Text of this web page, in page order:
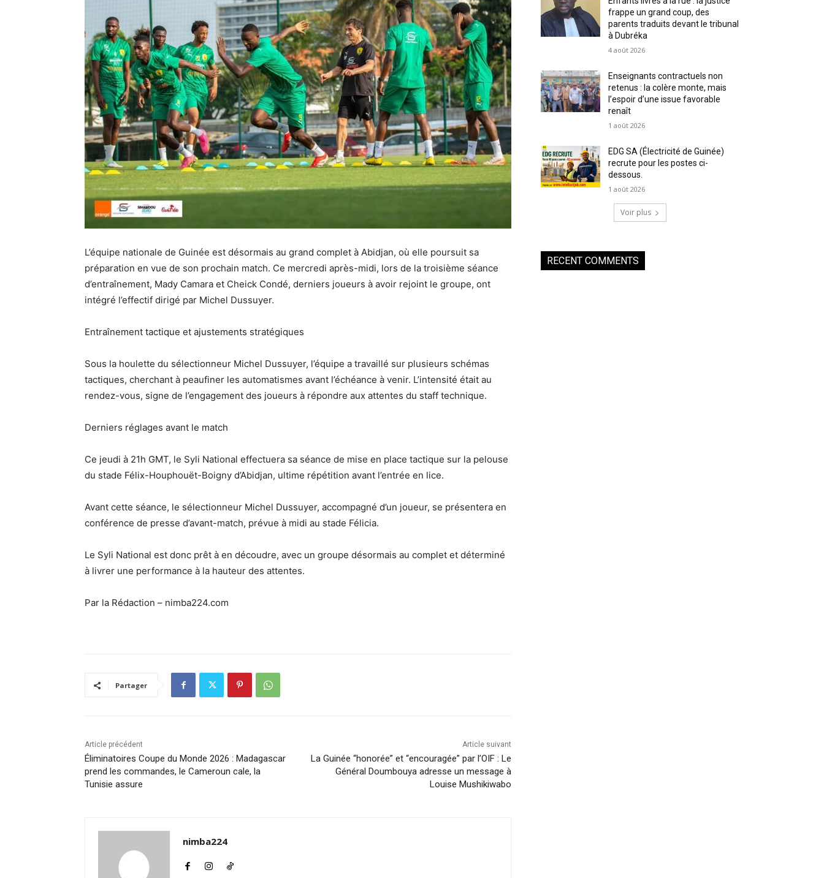
L’équipe nationale de Guinée est désormais au grand complet à Abidjan, où elle poursuit sa
préparation en vue de son prochain match. Ce mercredi après-midi, lors de la troisième séance
d’entraînement, Mady Camara et Cheick Condé, derniers joueurs à avoir rejoint le groupe, ont
intégré l’effectif dirigé par Michel Dussuyer.
Entraînement tactique et ajustements stratégiques
Sous la houlette du sélectionneur Michel Dussuyer, l’équipe a travaillé sur plusieurs schémas
tactiques, cherchant à peaufiner les automatismes avant l’échéance à venir. L’intensité était au
rendez-vous, signe de l’engagement des joueurs à répondre aux attentes du staff technique.
Derniers réglages avant le match
Ce jeudi à 21h GMT, le Syli National effectuera sa séance de mise en place tactique sur la pelouse
du stade Félix-Houphouët-Boigny d’Abidjan, ultime répétition avant l’entrée en lice.
Avant cette séance, le sélectionneur Michel Dussuyer, accompagné d’un joueur, se présentera en
conférence de presse d’avant-match, prévue à midi au stade Félicia.
Le Syli National est donc prêt à en découdre, avec un groupe désormais au complet et déterminé
à livrer une performance à la hauteur des attentes.
Par la Rédaction – nimba224.com
Partager
Article précédent
Éliminatoires Coupe du Monde 2026 : Madagascar
prend les commandes, le Cameroun cale, la
Tunisie assure
Article suivant
La Guinée “honorée” et “encouragée” par l’OIF : Le
Général Doumbouya adresse un message à
Louise Mushikiwabo
nimba224
frappe un grand coup, des
parents traduits devant le tribunal
à Dubréka
4 août 2026
Enseignants contractuels non
retenus : la colère monte, mais
l’espoir d’une issue favorable
renaît
1 août 2026
EDG SA (Électricité de Guinée)
recrute pour les postes ci-
dessous.
1 août 2026
Voir plus
RECENT COMMENTS